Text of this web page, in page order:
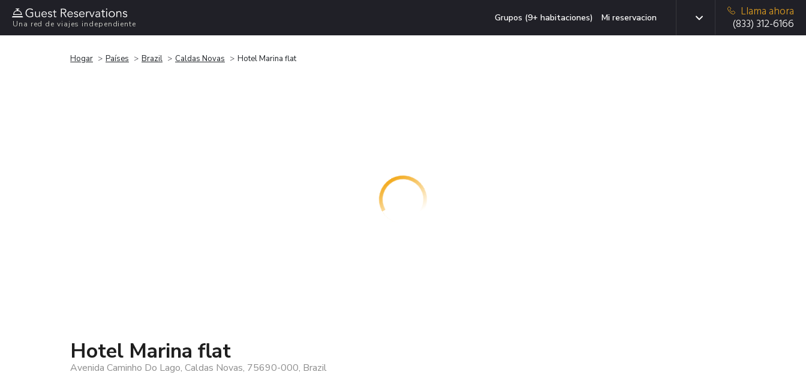
Una red de viajes independiente
Grupos (9+ habitaciones) Mi reservacion
Llama ahora
(833) 312-6166
Hogar Países Brazil Caldas Novas Hotel Marina flat
Hotel Marina flat
Avenida Caminho Do Lago, Caldas Novas, 75690-000, Brazil